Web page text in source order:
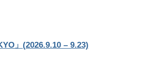
」(2026.9.10 – 9.23)